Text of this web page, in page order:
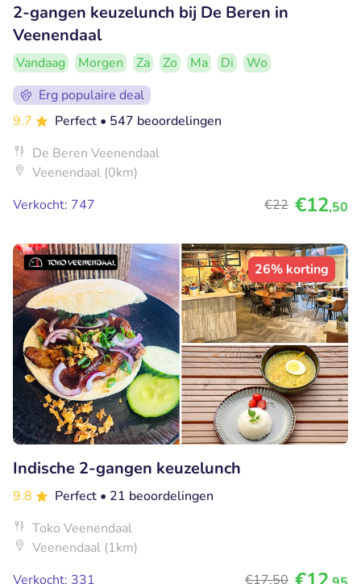
2-gangen keuzelunch bij De Beren in
Veenendaal
Vandaag Morgen Za Zo Ma Di
Wo
Erg populaire deal
9.7
Perfect • 547 beoordelingen
De Beren Veenendaal
Veenendaal (0km)
Verkocht: 747
€22 €12,50
26% korting
Indische 2-gangen keuzelunch
9.8 Perfect • 21 beoordelingen
Toko Veenendaal
Veenendaal (1km)
Verkocht: 331
€17,50